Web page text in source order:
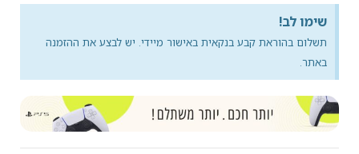
שימו לב!
תשלום בהוראת קבע בנקאית באישור מיידי. יש לבצע את ההזמנה
באתר.